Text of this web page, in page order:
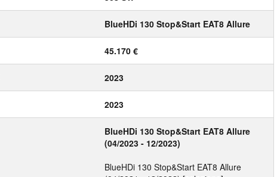
BlueHDi 130 Stop&Start EAT8 Allure
45.170 €
2023
2023
BlueHDi 130 Stop&Start EAT8 Allure
(04/2023 - 12/2023)
BlueHDi 130 Stop&Start EAT8 Allure